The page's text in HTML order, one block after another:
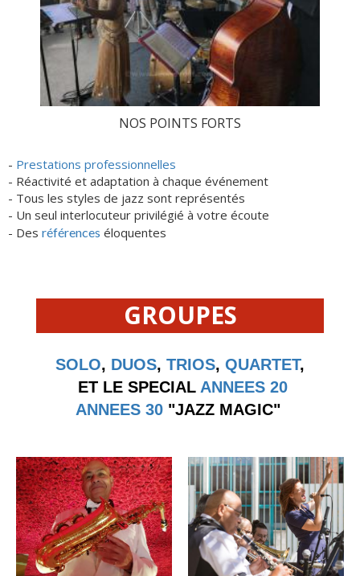
NOS POINTS FORTS
- Prestations professionnelles
- Réactivité et adaptation à chaque événement
- Tous les styles de jazz sont représentés
- Un seul interlocuteur privilégié à votre écoute
- Des références éloquentes
GROUPES
SOLO, DUOS, TRIOS, QUARTET,
ET LE SPECIAL ANNEES 20
ANNEES 30 "JAZZ MAGIC"